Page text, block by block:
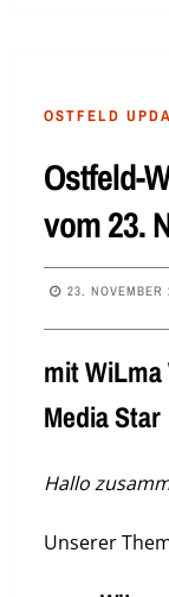
OSTFELD
Ostfeld-
vom 23.
23. NOVEMBER
mit
Media Star
Hallo
Unserer